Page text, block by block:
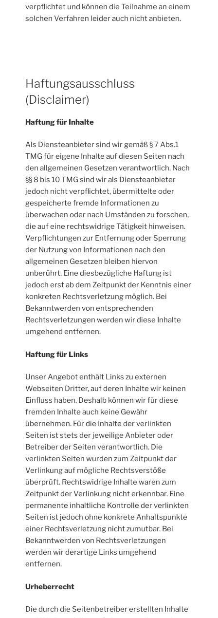
verpflichtet und können die Teilnahme an einem
solchen Verfahren leider auch nicht anbieten.
Haftungsausschluss
(Disclaimer)
Haftung für Inhalte
Als Diensteanbieter sind wir gemäß § 7 Abs.1
TMG für eigene Inhalte auf diesen Seiten nach
den allgemeinen Gesetzen verantwortlich. Nach
§§ 8 bis 10 TMG sind wir als Diensteanbieter
jedoch nicht verpflichtet, übermittelte oder
gespeicherte fremde Informationen zu
überwachen oder nach Umständen zu forschen,
die auf eine rechtswidrige Tätigkeit hinweisen.
Verpflichtungen zur Entfernung oder Sperrung
der Nutzung von Informationen nach den
allgemeinen Gesetzen bleiben hiervon
unberührt. Eine diesbezügliche Haftung ist
jedoch erst ab dem Zeitpunkt der Kenntnis einer
konkreten Rechtsverletzung möglich. Bei
Bekanntwerden von entsprechenden
Rechtsverletzungen werden wir diese Inhalte
umgehend entfernen.
Haftung für Links
Unser Angebot enthält Links zu externen
Webseiten Dritter, auf deren Inhalte wir keinen
Einfluss haben. Deshalb können wir für diese
fremden Inhalte auch keine Gewähr
übernehmen. Für die Inhalte der verlinkten
Seiten ist stets der jeweilige Anbieter oder
Betreiber der Seiten verantwortlich. Die
verlinkten Seiten wurden zum Zeitpunkt der
Verlinkung auf mögliche Rechtsverstöße
überprüft. Rechtswidrige Inhalte waren zum
Zeitpunkt der Verlinkung nicht erkennbar. Eine
permanente inhaltliche Kontrolle der verlinkten
Seiten ist jedoch ohne konkrete Anhaltspunkte
einer Rechtsverletzung nicht zumutbar. Bei
Bekanntwerden von Rechtsverletzungen
werden wir derartige Links umgehend
entfernen.
Urheberrecht
Die durch die Seitenbetreiber erstellten Inhalte